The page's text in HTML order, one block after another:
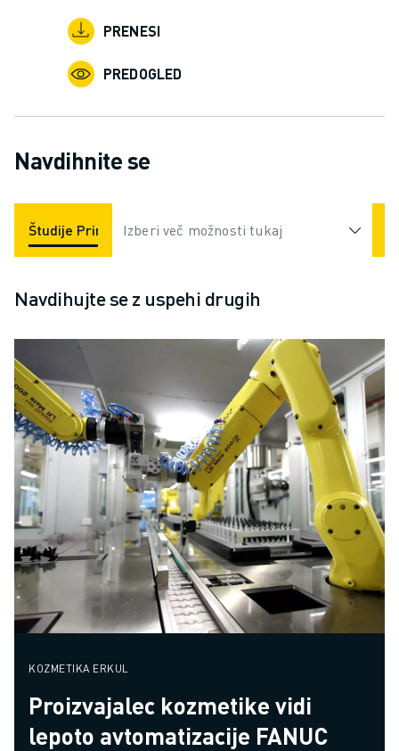
PRENESI
PREDOGLED
Navdihnite se
Študije Primerov Aplikacije Industrije
Izberi več možnosti tukaj
Navdihujte se z uspehi drugih
KOZMETIKA ERKUL
Proizvajalec kozmetike vidi
lepoto avtomatizacije FANUC